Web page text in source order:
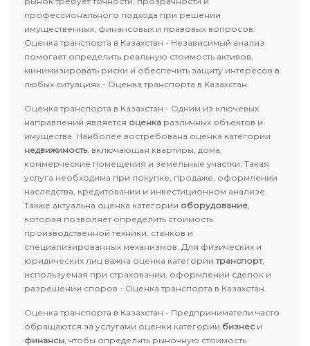
профессионального подхода при решении
имущественных, финансовых и правовых вопросов.
Оценка транспорта в Казахстан - Независимый анализ
помогает определить реальную стоимость активов,
минимизировать риски и обеспечить защиту интересов в
любых ситуациях - Оценка транспорта в Казахстан.
Оценка транспорта в Казахстан - Одним из ключевых
направлений является оценка различных объектов и
имущества. Наиболее востребована оценка категории
недвижимость, включающая квартиры, дома,
коммерческие помещения и земельные участки. Такая
услуга необходима при покупке, продаже, оформлении
наследства, кредитовании и инвестиционном анализе.
Также актуальна оценка категории оборудование,
которая позволяет определить стоимость
производственной техники, станков и
специализированных механизмов. Для физических и
юридических лиц важна оценка категориитранспорт,
используемая при страховании, оформлении сделок и
разрешении споров - Оценка транспорта в Казахстан.
Оценка транспорта в Казахстан - Предприниматели часто
обращаются за услугами оценки категории бизнес и
финансы, чтобы определить рыночную стоимость